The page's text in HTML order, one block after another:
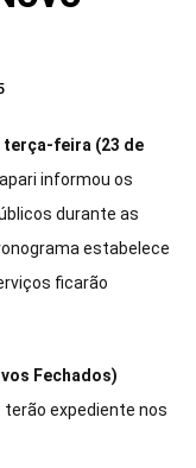
terça-feira (23 de
informou os
durante as
estabelece
ficarão
Fechados)
expediente nos